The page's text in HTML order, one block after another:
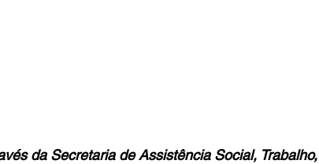
da Secretaria de Assistência Social,